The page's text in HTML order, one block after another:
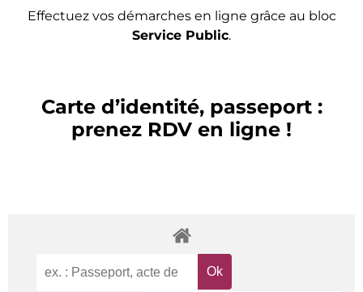
Effectuez vos démarches en ligne grâce au bloc
Service Public.
Carte d’identité, passeport :
prenez RDV en ligne !